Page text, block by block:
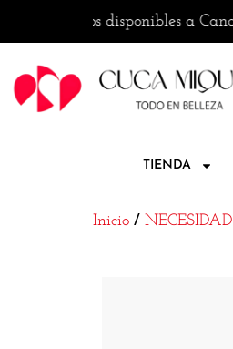
disponibles a Canarias
TIENDA
Inicio / NECESIDAD